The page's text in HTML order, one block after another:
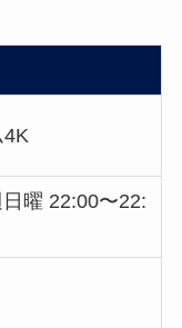
4K
曜 22:00〜22: